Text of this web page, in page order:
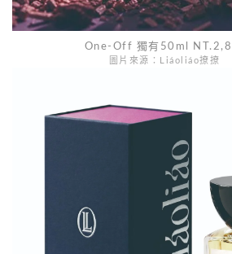
One-Off 獨有50ml
圖片來源：Liáoliáo撩撩